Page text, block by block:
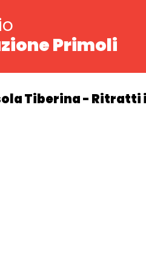
Primoli
Tiberina - Ritratti